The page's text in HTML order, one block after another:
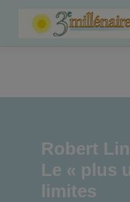
Robert
Le « plus
limites